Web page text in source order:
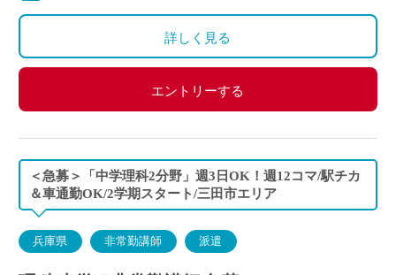
詳しく見る
エントリーする
＜急募＞「中学理科2分野」週3日OK！週12コマ/駅チカ
＆車通勤OK/2学期スタート/三田市エリア
兵庫県 非常勤講師 派遣